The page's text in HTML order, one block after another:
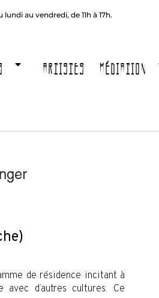
lundi au vendredi, de 11h à 17h.
ARTISTES MÉDIATION
de résidence incitant à
d’autres cultures. Ce